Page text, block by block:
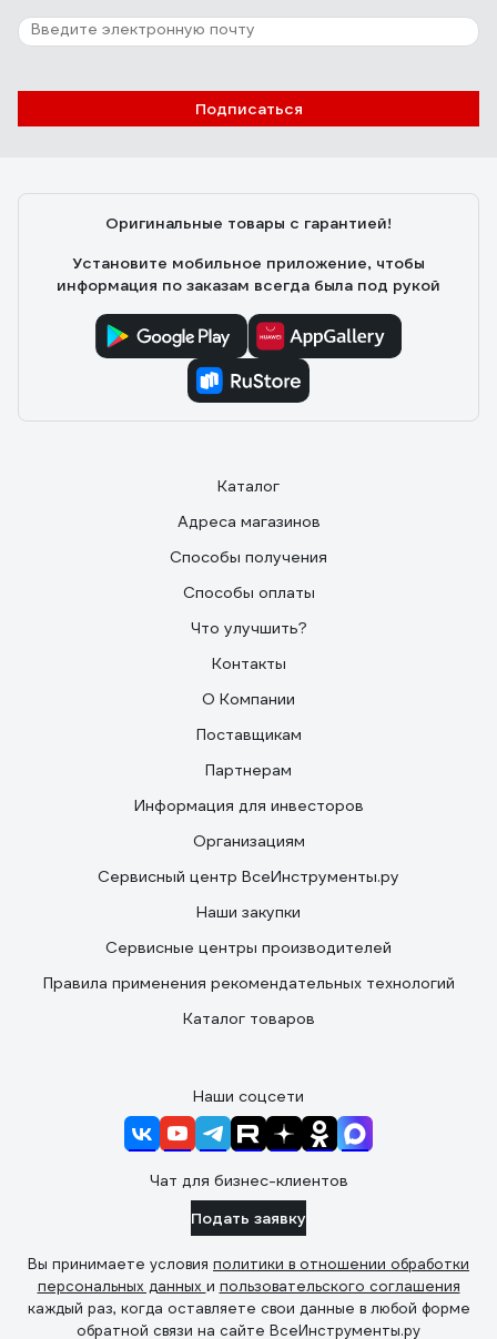
251 отзыв
Отзыв о люстре RITTER ROLO с ДУ 52Вт,
52360 4
Александр Ю.
10.11.2021
Подписаться
Оригинальные товары с гарантией!
Установите мобильное приложение, чтобы
информация по заказам всегда была под рукой
Каталог
Адреса магазинов
Способы получения
Способы оплаты
Что улучшить?
Контакты
О Компании
Поставщикам
Партнерам
Информация для инвесторов
Организациям
Сервисный центр ВсеИнструменты.ру
Наши закупки
Сервисные центры производителей
Правила применения рекомендательных технологий
Каталог товаров
Наши соцсети
Чат для бизнес-клиентов
Подать заявку
Вы принимаете условия политики в отношении обработки
персональных данных и пользовательского соглашения
каждый раз, когда оставляете свои данные в любой форме
обратной связи на сайте ВсеИнструменты.ру